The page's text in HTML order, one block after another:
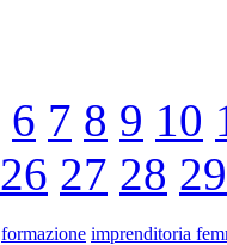
6 7 8 9 10
26 27 28 29
formazione imprenditoria